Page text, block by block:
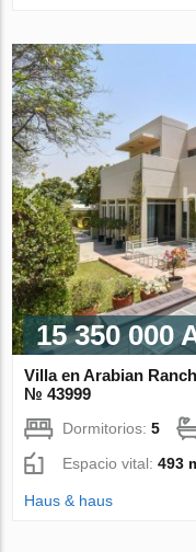
15 350 000
Villa en Arabian
№ 43999
Dormitorios:5
Espacio vital:493
Haus & haus